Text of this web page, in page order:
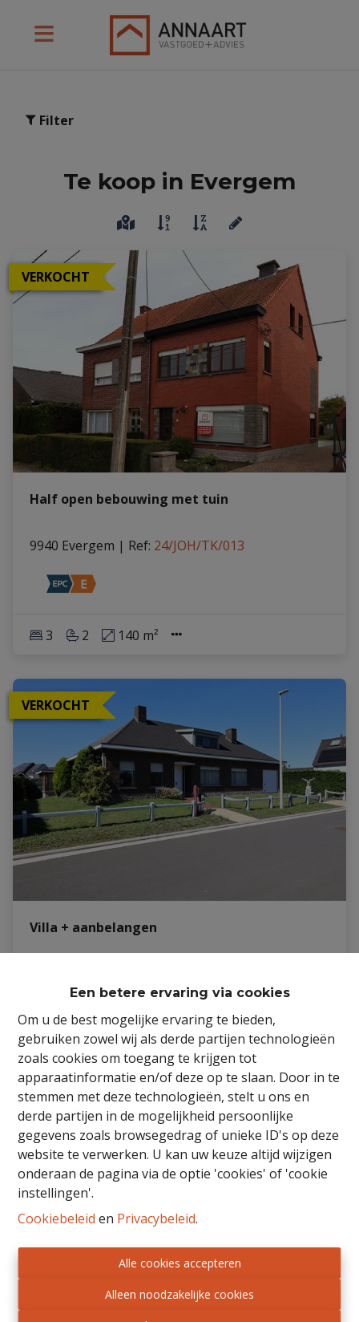
Een betere ervaring via cookies
Om u de best mogelijke ervaring te bieden,
gebruiken zowel wij als derde partijen technologieën
zoals cookies om toegang te krijgen tot
apparaatinformatie en/of deze op te slaan. Door in te
stemmen met deze technologieën, stelt u ons en
derde partijen in de mogelijkheid persoonlijke
gegevens zoals browsegedrag of unieke ID's op deze
website te verwerken. U kan uw keuze altijd wijzigen
onderaan de pagina via de optie 'cookies' of 'cookie
instellingen'.
Cookiebeleid en Privacybeleid.
Alle cookies accepteren
Alleen noodzakelijke cookies
Filter
Te koop in Evergem
VERKOCHT
Half open bebouwing met tuin
9940 Evergem | Ref: 24/JOH/TK/013
3 2 140 m²
VERKOCHT
Villa + aanbelangen
3 1 125 m²
VERKOCHT